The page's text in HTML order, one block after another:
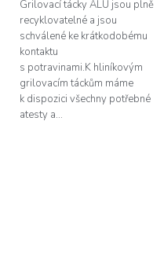
Grilovací tácky ALU jsou plně
recyklovatelné a jsou
schválené ke krátkodobému
kontaktu
s potravinami.K hliníkovým
grilovacím táckům máme
k dispozici všechny potřebné
atesty a...